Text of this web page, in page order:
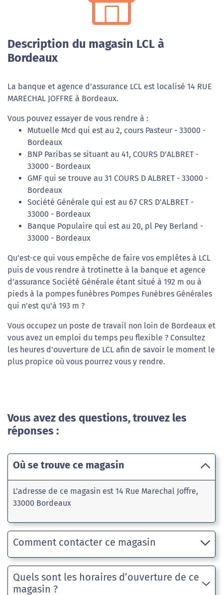
Description du magasin LCL à
Bordeaux
La banque et agence d'assurance LCL est localisé 14 RUE
MARECHAL JOFFRE à Bordeaux.
Vous pouvez essayer de vous rendre à :
Mutuelle Mcd qui est au 2, cours Pasteur - 33000 -
Bordeaux
BNP Paribas se situant au 41, COURS D'ALBRET -
33000 - Bordeaux
GMF qui se trouve au 31 COURS D ALBRET - 33000 -
Bordeaux
Société Générale qui est au 67 CRS D'ALBRET -
33000 - Bordeaux
Banque Populaire qui est au 20, pl Pey Berland -
33000 - Bordeaux
Qu'est-ce qui vous empêche de faire vos emplêtes à LCL
puis de vous rendre à trotinette à la banque et agence
d'assurance Société Générale étant situé à 192 m ou à
pieds à la pompes funèbres Pompes Funèbres Générales
qui n'est qu'à 193 m ?
Vous occupez un poste de travail non loin de Bordeaux et
vous avez un emploi du temps peu flexible ? Consultez
les heures d'ouverture de LCL afin de savoir le moment le
plus propice où vous pourrez vous y rendre.
Vous avez des questions, trouvez les
réponses :
Où se trouve ce magasin
L'adresse de ce magasin est 14 Rue Marechal Joffre,
33000 Bordeaux
Comment contacter ce magasin
Quels sont les horaires d’ouverture de ce
magasin ?